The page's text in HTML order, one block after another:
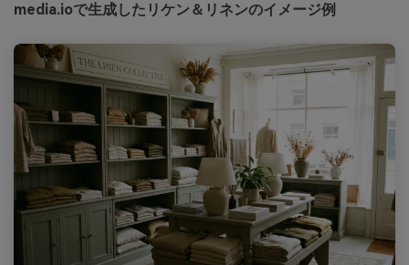
media.ioで生成したリケン＆リネンのイメージ例